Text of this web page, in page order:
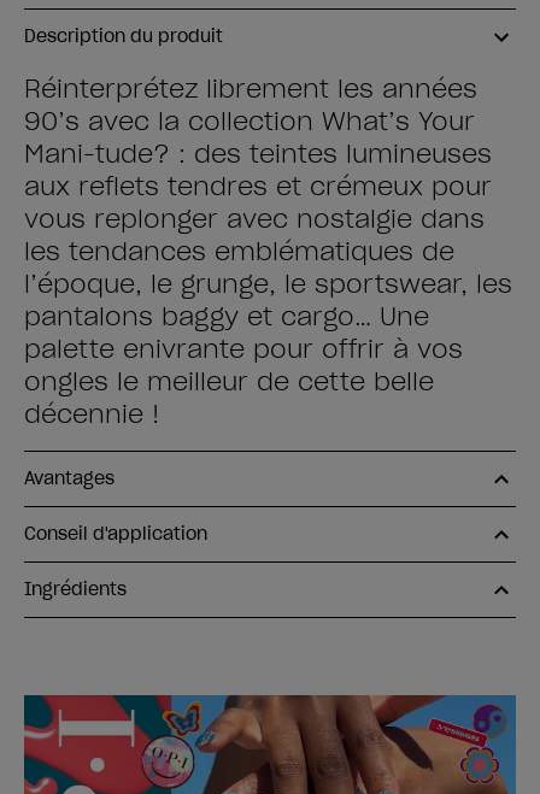
Description du produit
Réinterprétez librement les années
90’s avec la collection What’s Your
Mani-tude? : des teintes lumineuses
aux reflets tendres et crémeux pour
vous replonger avec nostalgie dans
les tendances emblématiques de
l’époque, le grunge, le sportswear, les
pantalons baggy et cargo… Une
palette enivrante pour offrir à vos
ongles le meilleur de cette belle
décennie !
Avantages
Conseil d'application
Ingrédients